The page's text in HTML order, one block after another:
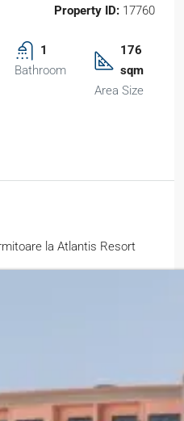
Property ID: 17760
1
Bathroom
176
sqm
Area Size
la Atlantis Resort